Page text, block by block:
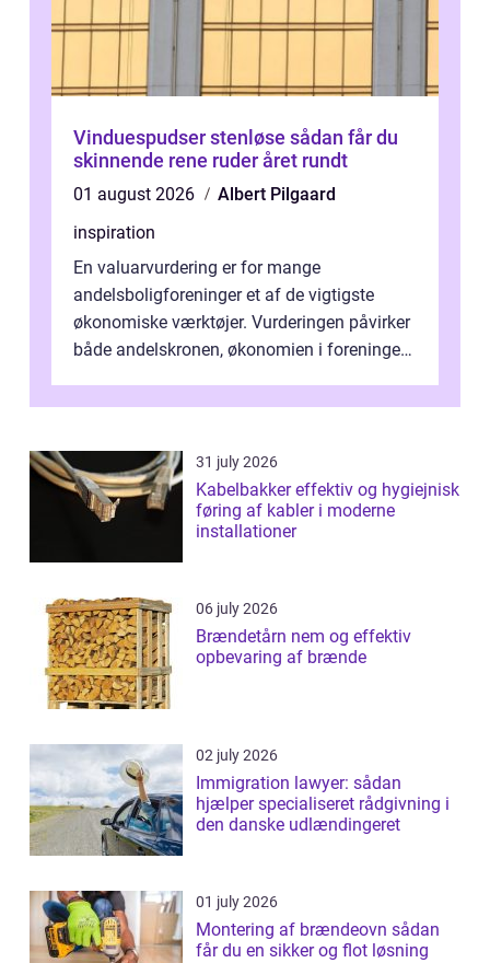
Vinduespudser stenløse sådan får du
skinnende rene ruder året rundt
01 august 2026
Albert Pilgaard
inspiration
En valuarvurdering er for mange
andelsboligforeninger et af de vigtigste
økonomiske værktøjer. Vurderingen påvirker
både andelskronen, økonomien i foreningen
31 july 2026
Kabelbakker effektiv og hygiejnisk
føring af kabler i moderne
installationer
06 july 2026
Brændetårn nem og effektiv
opbevaring af brænde
02 july 2026
Immigration lawyer: sådan
hjælper specialiseret rådgivning i
den danske udlændingeret
01 july 2026
Montering af brændeovn sådan
får du en sikker og flot løsning